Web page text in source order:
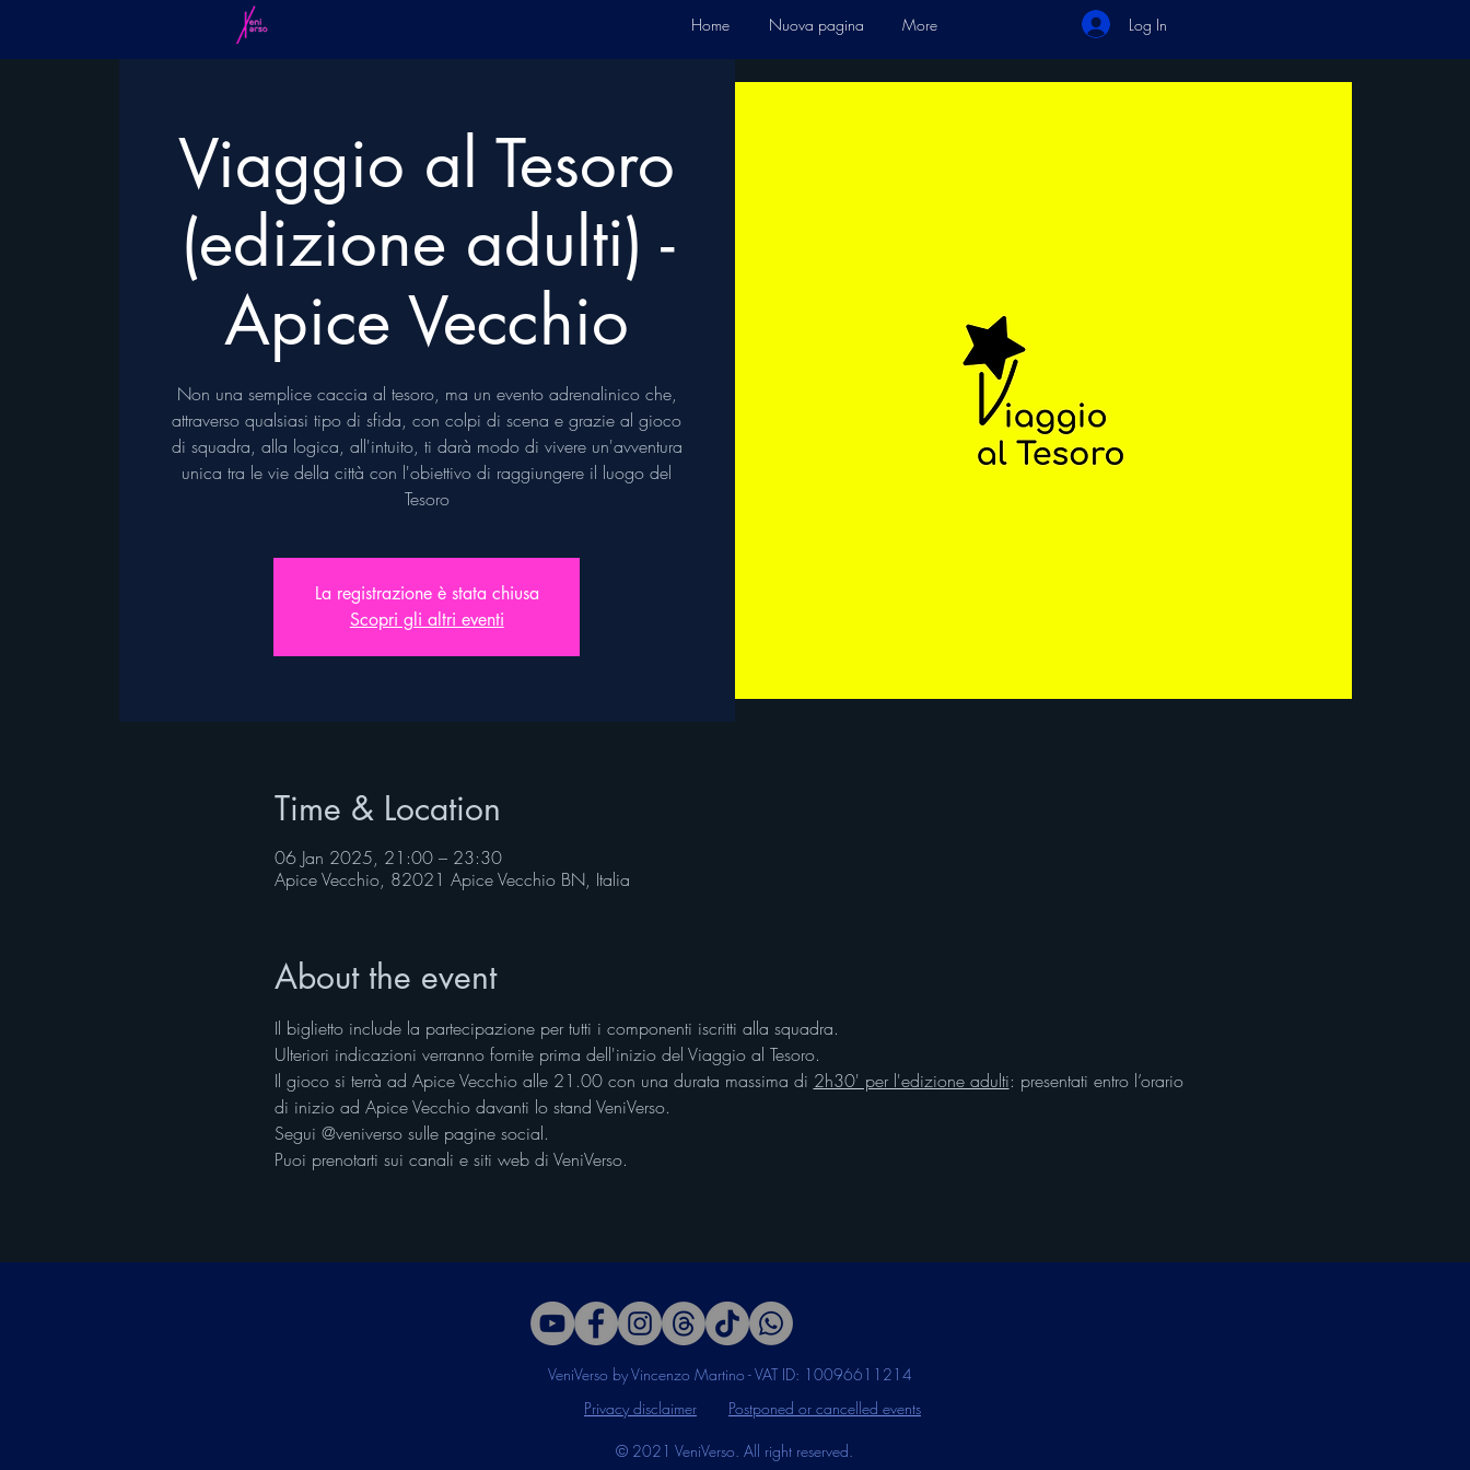
Home Nuova pagina More Log In
Viaggio al Tesoro
(edizione adulti) -
Apice Vecchio
Non una semplice caccia al tesoro, ma un evento adrenalinico che,
attraverso qualsiasi tipo di sfida, con colpi di scena e grazie al gioco
di squadra, alla logica, all'intuito, ti darà modo di vivere un'avventura
unica tra le vie della città con l'obiettivo di raggiungere il luogo del
Tesoro
La registrazione è stata chiusa
Scopri gli altri eventi
Time & Location
06 Jan 2025, 21:00 – 23:30
Apice Vecchio, 82021 Apice Vecchio BN, Italia
About the event
Il biglietto include la partecipazione per tutti i componenti iscritti alla squadra.
Ulteriori indicazioni verranno fornite prima dell'inizio del Viaggio al Tesoro.
Il gioco si terrà ad Apice Vecchio alle 21.00 con una durata massima di 2h30' per l'edizione adulti: presentati entro l’orario
di inizio ad Apice Vecchio davanti lo stand VeniVerso.
Segui @veniverso sulle pagine social.
Puoi prenotarti sui canali e siti web di VeniVerso.
VeniVerso by Vincenzo Martino - VAT ID: 10096611214
Privacy disclaimer
Postponed or cancelled events
© 2021 VeniVerso. All right reserved.